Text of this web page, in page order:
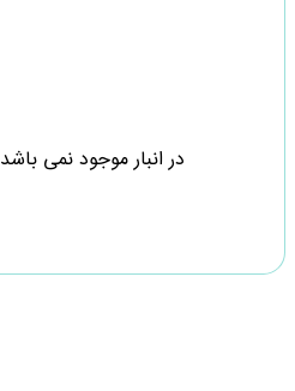
در انبار موجود نمی باشد